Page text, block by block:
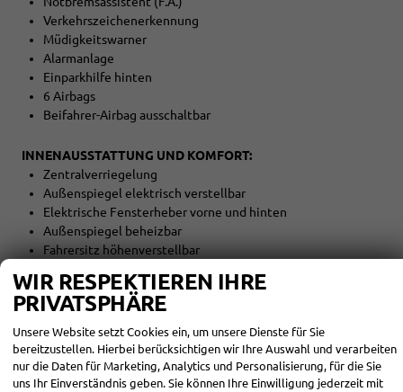
Verkehrszeichenerkennung
Müdigkeitswarner
Alarmanlage
Einparkhilfe hinten
6 Airbags
Beifahrer-Airbag ausschaltbar
INNENAUSSTATTUNG UND KOMFORT:
Zentralverriegelung
Außenspiegel elektrisch verstellbar
Elektrische Fensterheber vorne und hinten
Außenspiegel beheizbar
Fahrersitz höhenverstellbar
Kindersitzvorbereitung (ISOFIX)
Rücksitzbank teilbar
5 Kopfstützen
Lederschalthebel
Multifunktionslenkrad
Lederlenkrad
WIR RESPEKTIEREN IHRE
PRIVATSPHÄRE
Unsere Website setzt Cookies ein, um unsere Dienste für Sie
bereitzustellen. Hierbei berücksichtigen wir Ihre Auswahl und verarbeiten
nur die Daten für Marketing, Analytics und Personalisierung, für die Sie
uns Ihr Einverständnis geben. Sie können Ihre Einwilligung jederzeit mit